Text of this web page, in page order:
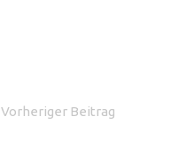
Vorheriger Beitrag